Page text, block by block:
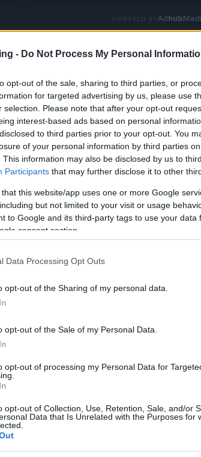
- Do Not Process My Personal
opt-out of the sale, sharing to third parties, or
for targeted advertising by us, please use
selection. Please note that after your opt-out
interest-based ads based on personal
to third parties prior to your opt-out. You
of your personal information by third parties
This information may also be disclosed by us to
Participants that may further disclose it to other
that this website/app uses one or more Google
but not limited to your visit or usage
to Google and its third-party tags to use your data
consent section.
Data Processing Opt Outs
opt-out of the Sharing of my personal data.
opt-out of the Sale of my Personal Data.
opt-out of processing my Personal Data for
opt-out of Collection, Use, Retention, Sale, and/or
Data that Is Unrelated with the Purposes for
POWERED BY Adhub
ha sempre affascinato i fan, non è
e storiariesce a catturare
il mazzo dedicato a Terra e Celes, due
Magic: The Gathering
. In questo
questo mazzo per ottenere
di questi eroi attraverso